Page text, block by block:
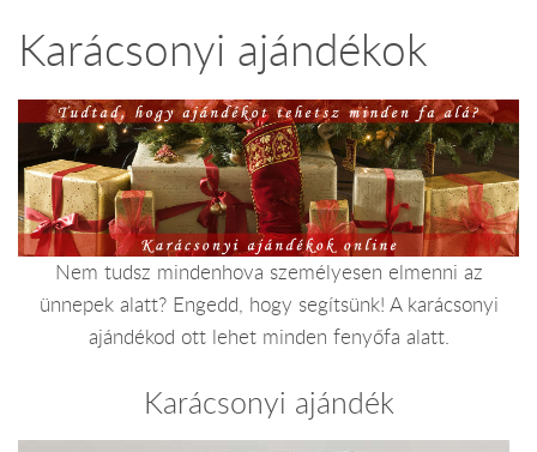
Karácsonyi ajándékok
Nem tudsz mindenhova személyesen elmenni az
ünnepek alatt? Engedd, hogy segítsünk! A karácsonyi
ajándékod ott lehet minden fenyőfa alatt.
Karácsonyi ajándék